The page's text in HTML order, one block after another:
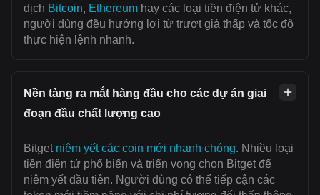
dịch Bitcoin, Ethereum hay các loại tiền điện tử khác,
người dùng đều hưởng lợi từ trượt giá thấp và tốc độ
thực hiện lệnh nhanh.
Nền tảng ra mắt hàng đầu cho các dự án giai
đoạn đầu chất lượng cao
Bitget niêm yết các coin mới nhanh chóng. Nhiều loại
tiền điện tử phổ biến và triển vọng chọn Bitget để
niêm yết đầu tiên. Người dùng có thể tiếp cận các